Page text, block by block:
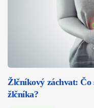
Žlčníkový záchvat: Čo
žlčníka?